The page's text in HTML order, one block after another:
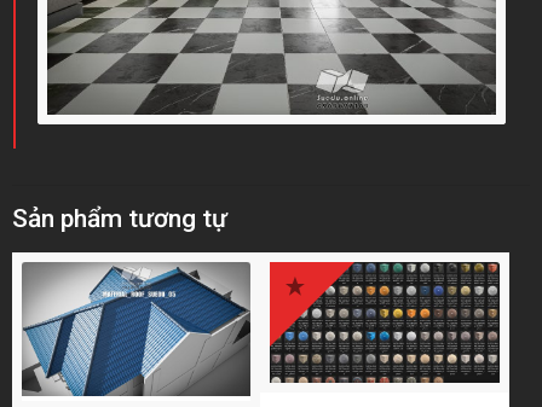
Sản phẩm tương tự